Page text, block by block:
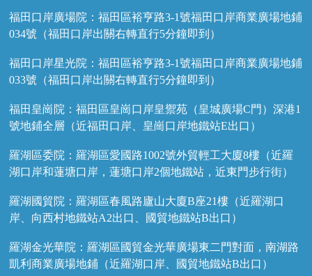
福田口岸廣場院：福田區裕亨路3-1號福田口岸商業廣場地鋪
034號（福田口岸出關右轉直行5分鐘即到）
福田口岸星光院：福田區裕亨路3-1號福田口岸商業廣場地鋪
033號（福田口岸出關右轉直行5分鐘即到）
福田皇崗院：福田區皇崗口岸皇禦苑（皇城廣場C門）深港1
號地鋪全層（近福田口岸、皇崗口岸地鐵站E出口）
羅湖區委院：羅湖區愛國路1002號外貿輕工大廈8樓（近羅
湖口岸和蓮塘口岸，蓮塘口岸2個地鐵站，近東門步行街）
羅湖國貿院：羅湖區春風路廬山大廈B座21樓（近羅湖口
岸、向西村地鐵站A2出口、國貿地鐵站B出口）
羅湖金光華院：羅湖區國貿金光華廣場東二門對面，南湖路
凱利商業廣場地鋪（近羅湖口岸、國貿地鐵站B出口）